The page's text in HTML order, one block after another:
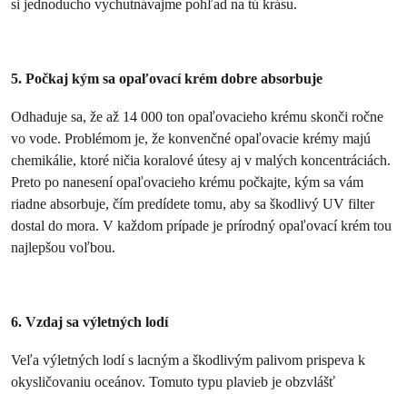
si jednoducho vychutnávajme pohľad na tú krásu.
5. Počkaj kým sa opaľovací krém dobre absorbuje
Odhaduje sa, že až 14 000 ton opaľovacieho krému skonči ročne
vo vode. Problémom je, že konvenčné opaľovacie krémy majú
chemikálie, ktoré ničia koralové útesy aj v malých koncentráciách.
Preto po nanesení opaľovacieho krému počkajte, kým sa vám
riadne absorbuje, čím predídete tomu, aby sa škodlivý UV filter
dostal do mora. V každom prípade je prírodný opaľovací krém tou
najlepšou voľbou.
6. Vzdaj sa výletných lodí
Veľa výletných lodí s lacným a škodlivým palivom prispeva k
okysličovaniu oceánov. Tomuto typu plavieb je obzvlášť